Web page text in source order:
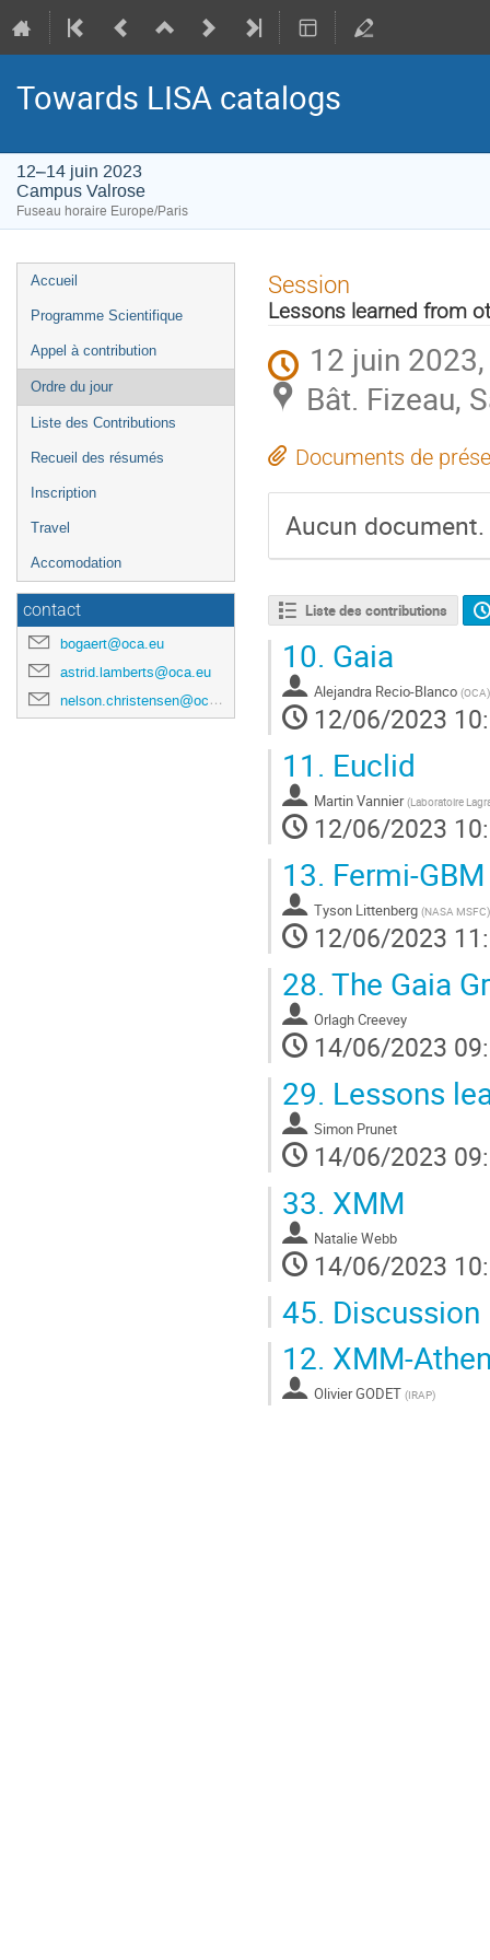
Towards LISA catalogs
12–14 juin 2023
Campus Valrose
Fuseau horaire Europe/Paris
Menu
de
Accueil
Programme Scientifique
Appel à contribution
Ordre du jour
Liste des Contributions
Recueil des résumés
Inscription
Travel
Accomodation
contact
bogaert@oca.eu
astrid.lamberts@oca.eu
nelson.christensen@oca.eu
Session
Lessons learned from
12 juin
Bât. Fizeau,
Documents de
Aucun document.
Liste des contributions
10. Gaia
Alejandra Recio-Blanco (OCA)
12/06/2023
11. Euclid
Martin Vannier (Laboratoire
12/06/2023
13. Fermi-GBM
Tyson Littenberg (NASA MSFC)
12/06/2023
28. The Gaia
Orlagh Creevey
14/06/2023
29. Lessons
Simon Prunet
14/06/2023
33. XMM
Natalie Webb
14/06/2023
45. Discussion
12. XMM-
Olivier GODET (IRAP)